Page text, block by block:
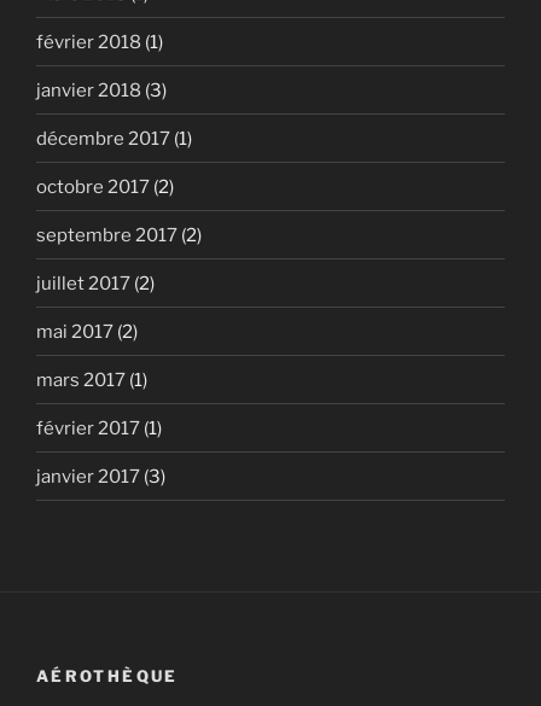
février 2018 (1)
janvier 2018 (3)
décembre 2017 (1)
octobre 2017 (2)
septembre 2017 (2)
juillet 2017 (2)
mai 2017 (2)
mars 2017 (1)
février 2017 (1)
janvier 2017 (3)
AÉROTHÈQUE